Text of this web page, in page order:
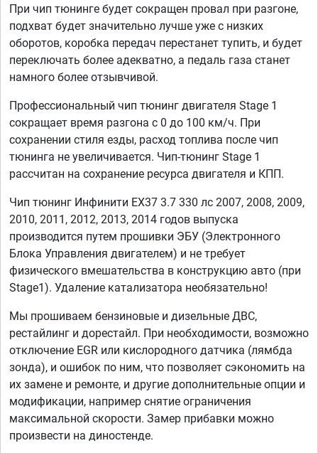
При чип тюнинге будет сокращен провал при разгоне,
подхват будет значительно лучше уже с низких
оборотов, коробка передач перестанет тупить, и будет
переключать более адекватно, а педаль газа станет
намного более отзывчивой.
Профессиональный чип тюнинг двигателя Stage 1
сокращает время разгона с 0 до 100 км/ч. При
сохранении стиля езды, расход топлива после чип
тюнинга не увеличивается. Чип-тюнинг Stage 1
рассчитан на сохранение ресурса двигателя и КПП.
Чип тюнинг Инфинити EX37 3.7 330 лс 2007, 2008, 2009,
2010, 2011, 2012, 2013, 2014 годов выпуска
производится путем прошивки ЭБУ (Электронного
Блока Управления двигателем) и не требует
физического вмешательства в конструкцию авто (при
Stage1). Удаление катализатора необязательно!
Мы прошиваем бензиновые и дизельные ДВС,
рестайлинг и дорестайл. При необходимости, возможно
отключение EGR или кислородного датчика (лямбда
зонда), и ошибок по ним, что позволяет сэкономить на
их замене и ремонте, и другие дополнительные опции и
модификации, например снятие ограничения
максимальной скорости. Замер прибавки можно
произвести на диностенде.